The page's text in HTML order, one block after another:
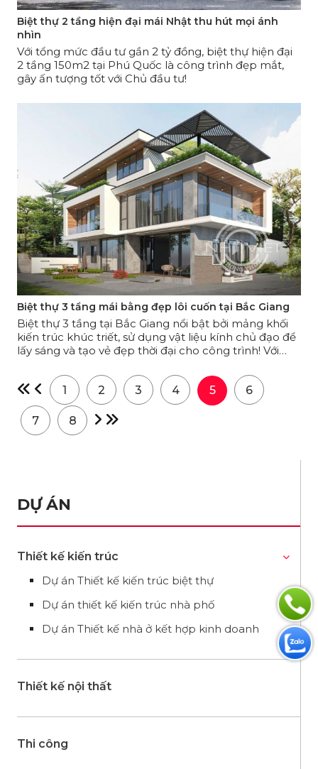
DỰ ÁN
Thiết kế kiến trúc
Dự án Thiết kế kiến trúc biệt thự
Dự án thiết kế kiến trúc nhà phố
Dự án Thiết kế nhà ở kết hợp kinh doanh
Thiết kế nội thất
Thi công
Biệt thự 2 tầng hiện đại mái Nhật thu hút mọi ánh
nhìn
Với tổng mức đầu tư gần 2 tỷ đồng, biệt thự hiện đại
2 tầng 150m2 tại Phú Quốc là công trình đẹp mắt,
gây ấn tượng tốt với Chủ đầu tư!
Biệt thự 3 tầng mái bằng đẹp lôi cuốn tại Bắc Giang
Biệt thự 3 tầng tại Bắc Giang nổi bật bởi mảng khối
kiến trúc khúc triết, sử dụng vật liệu kính chủ đạo để
lấy sáng và tạo vẻ đẹp thời đại cho công trình! Với
ngoại thất bắt mắt, mà công năng đảm bảo tối ưu
cho nhu cầu sinh hoạt của đại gia đình với 6 phòng
ngủ và các phòng chức năng khác.
1 2 3 4 5 6
7 8